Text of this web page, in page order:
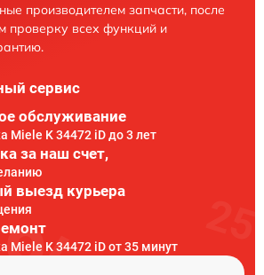
производителем запчасти, после
проверку всех функций и
сервис
обслуживание
Miele K 34472 iD до 3 лет
за наш счет,
выезд курьера
Miele K 34472 iD от 35 минут